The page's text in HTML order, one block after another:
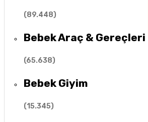
(89.448)
Bebek Araç & Gereçleri
(65.638)
Bebek Giyim
(15.345)